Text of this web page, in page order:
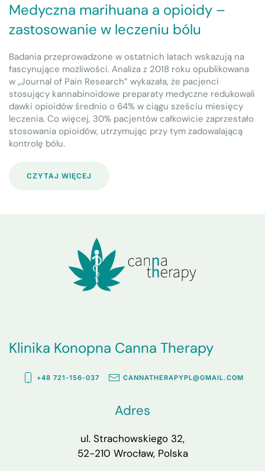
Medyczna marihuana a opioidy –
zastosowanie w leczeniu bólu
Badania przeprowadzone w ostatnich latach wskazują na
fascynujące możliwości. Analiza z 2018 roku opublikowana
w „Journal of Pain Research” wykazała, że pacjenci
stosujący kannabinoidowe preparaty medyczne redukowali
dawki opioidów średnio o 64% w ciągu sześciu miesięcy
leczenia. Co więcej, 30% pacjentów całkowicie zaprzestało
stosowania opioidów, utrzymując przy tym zadowalającą
kontrolę bólu.
CZYTAJ WIĘCEJ
Adres
ul. Strachowskiego 32,
52-210 Wrocław, Polska
Klinika Konopna Canna Therapy
+48 721-156-037 CANNATHERAPYPL@GMAIL.COM